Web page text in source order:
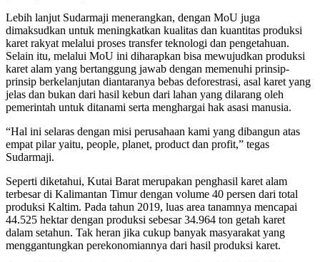
Lebih lanjut Sudarmaji menerangkan, dengan MoU juga
dimaksudkan untuk meningkatkan kualitas dan kuantitas produksi
karet rakyat melalui proses transfer teknologi dan pengetahuan.
Selain itu, melalui MoU ini diharapkan bisa mewujudkan produksi
karet alam yang bertanggung jawab dengan memenuhi prinsip-
prinsip berkelanjutan diantaranya bebas deforestrasi, asal karet yang
jelas dan bukan dari hasil kebun dari lahan yang dilarang oleh
pemerintah untuk ditanami serta menghargai hak asasi manusia.
“Hal ini selaras dengan misi perusahaan kami yang dibangun atas
empat pilar yaitu, people, planet, product dan profit,” tegas
Sudarmaji.
Seperti diketahui, Kutai Barat merupakan penghasil karet alam
terbesar di Kalimantan Timur dengan volume 40 persen dari total
produksi Kaltim. Pada tahun 2019, luas area tanamnya mencapai
44.525 hektar dengan produksi sebesar 34.964 ton getah karet
dalam setahun. Tak heran jika cukup banyak masyarakat yang
menggantungkan perekonomiannya dari hasil produksi karet.